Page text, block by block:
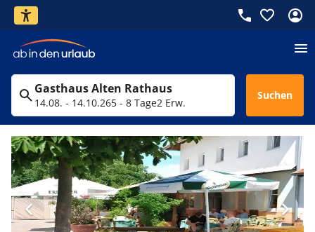
Gasthaus Alten Rathaus
14.08. - 14.10.265 - 8 Tage2 Erw.
Suchen